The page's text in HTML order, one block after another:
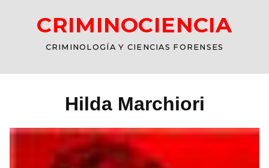
CRIMINOCIENCIA
CRIMINOLOGÍA Y CIENCIAS FORENSES
Hilda Marchiori